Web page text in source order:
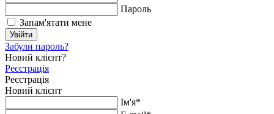
Пароль
Запам'ятати мене
Увійти
Забули пароль?
Новий клієнт?
Реєстрація
Реєстрація
Новий клієнт
Ім'я*